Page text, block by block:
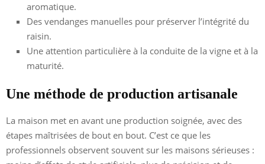
aromatique.
Des vendanges manuelles pour préserver l’intégrité du
raisin.
Une attention particulière à la conduite de la vigne et à la
maturité.
Une méthode de production artisanale
La maison met en avant une production soignée, avec des
étapes maîtrisées de bout en bout. C’est ce que les
professionnels observent souvent sur les maisons sérieuses :